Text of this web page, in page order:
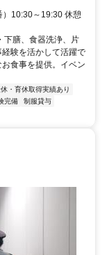
10:30～19:30 休憩
下膳、食器洗浄、片
験を活かして活躍で
食事を提供。イベン
休・育休取得実績あり
完備
制服貸与